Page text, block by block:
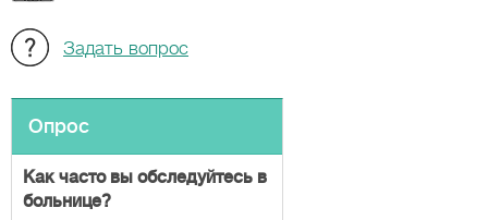
Задать вопрос
Опрос
Как часто вы обследуйтесь в
больнице?